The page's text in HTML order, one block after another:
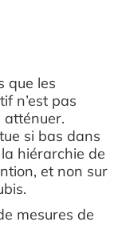
que les
n’est pas
atténuer.
si bas dans
hiérarchie de
et non sur
mesures de